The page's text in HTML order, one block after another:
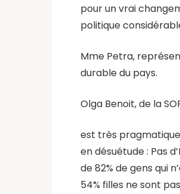
pour un vrai
politique
Mme Petra,
durable du pays.
Olga Benoit, de la
est très
en désuétude : Pas
de 82% de gens qui
54% filles ne sont